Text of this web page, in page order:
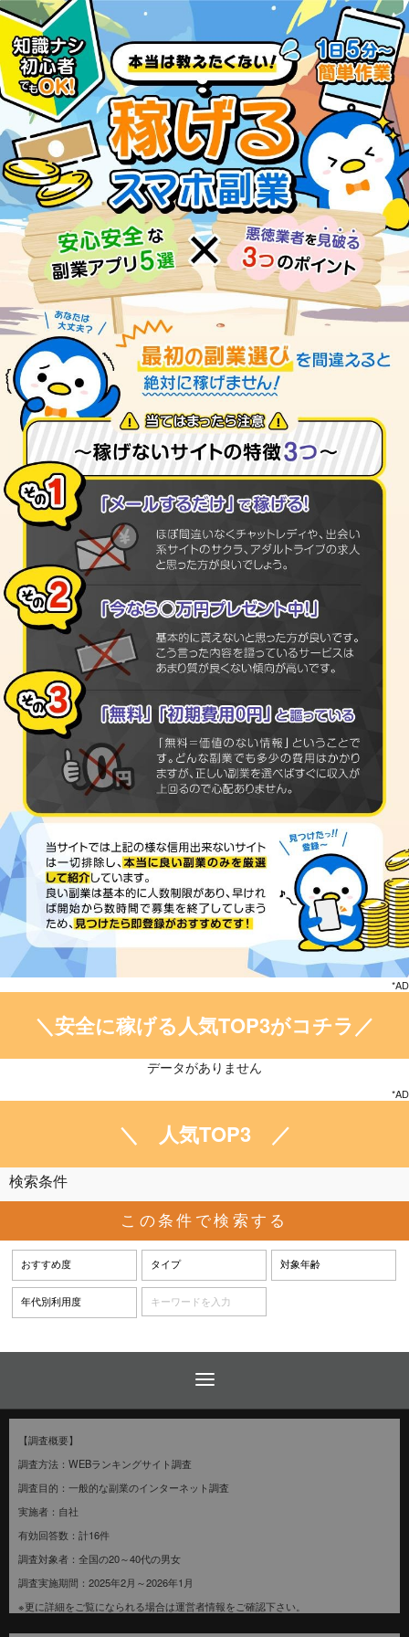
*AD
＼安全に稼げる人気TOP3がコチラ／
データがありません
*AD
＼ 人気TOP3 ／
検索条件
この条件で検索する
【調査概要】
調査方法：WEBランキングサイト調査
調査目的：一般的な副業のインターネット調査
実施者：自社
有効回答数：計16件
調査対象者：全国の20～40代の男女
調査実施期間：2025年2月～2026年1月
※更に詳細をご覧になられる場合は運営者情報をご確認下さい。